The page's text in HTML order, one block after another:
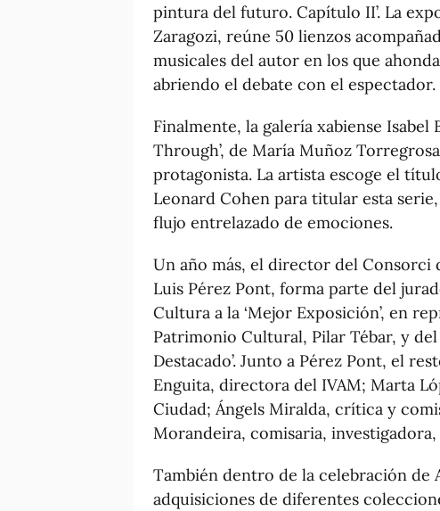
pintura del futuro. Capítulo II’. La
Zaragozi, reúne 50 lienzos
musicales del autor en los que
abriendo el debate con el espectador.
Finalmente, la galería xabiense Isabel
Through’, de María Muñoz
protagonista. La artista escoge el
Leonard Cohen para titular esta
flujo entrelazado de emociones.
Un año más, el director del Consorci
Luis Pérez Pont, forma parte del
Cultura a la ‘Mejor Exposición’, en
Patrimonio Cultural, Pilar Tébar, y
Destacado’. Junto a Pérez Pont, el
Enguita, directora del IVAM; Marta
Ciudad; Ángels Miralda, crítica y
Morandeira, comisaria,
También dentro de la celebración de
adquisiciones de diferentes